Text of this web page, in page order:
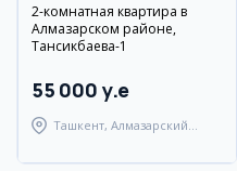
2-комнатная квартира в
Алмазарском районе,
Тансикбаева-1
55 000 y.e
Ташкент, Алмазарский